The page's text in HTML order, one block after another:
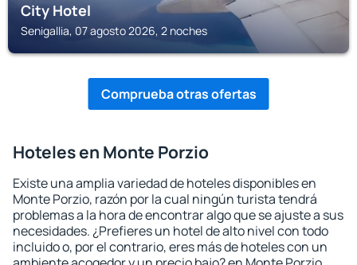
City Hotel
Senigallia, 07 agosto 2026, 2 noches
Comprueba otras ofertas
Hoteles en Monte Porzio
Existe una amplia variedad de hoteles disponibles en
Monte Porzio, razón por la cual ningún turista tendrá
problemas a la hora de encontrar algo que se ajuste a sus
necesidades. ¿Prefieres un hotel de alto nivel con todo
incluido o, por el contrario, eres más de hoteles con un